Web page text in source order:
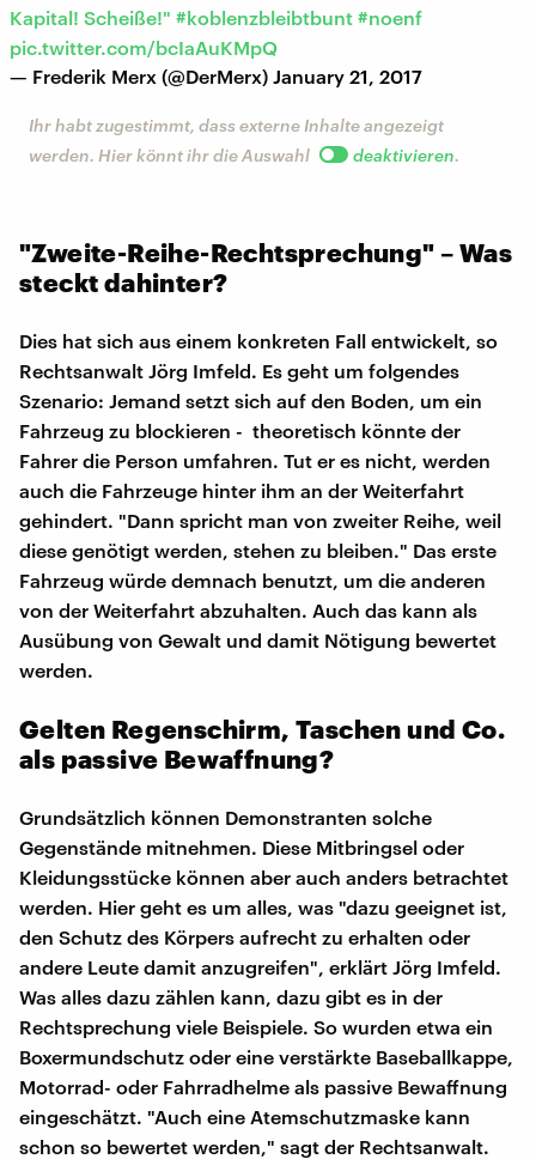
Kapital! Scheiße!" #koblenzbleibtbunt #noenf
pic.twitter.com/bcIaAuKMpQ
— Frederik Merx (@DerMerx) January 21, 2017
Ihr habt zugestimmt, dass externe Inhalte angezeigt
werden. Hier könnt ihr die Auswahl
deaktivieren.
"Zweite-Reihe-Rechtsprechung" – Was
steckt dahinter?
Dies hat sich aus einem konkreten Fall entwickelt, so
Rechtsanwalt Jörg Imfeld. Es geht um folgendes
Szenario: Jemand setzt sich auf den Boden, um ein
Fahrzeug zu blockieren - theoretisch könnte der
Fahrer die Person umfahren. Tut er es nicht, werden
auch die Fahrzeuge hinter ihm an der Weiterfahrt
gehindert. "Dann spricht man von zweiter Reihe, weil
diese genötigt werden, stehen zu bleiben." Das erste
Fahrzeug würde demnach benutzt, um die anderen
von der Weiterfahrt abzuhalten. Auch das kann als
Ausübung von Gewalt und damit Nötigung bewertet
werden.
Gelten Regenschirm, Taschen und Co.
als passive Bewaffnung?
Grundsätzlich können Demonstranten solche
Gegenstände mitnehmen. Diese Mitbringsel oder
Kleidungsstücke können aber auch anders betrachtet
werden. Hier geht es um alles, was "dazu geeignet ist,
den Schutz des Körpers aufrecht zu erhalten oder
andere Leute damit anzugreifen", erklärt Jörg Imfeld.
Was alles dazu zählen kann, dazu gibt es in der
Rechtsprechung viele Beispiele. So wurden etwa ein
Boxermundschutz oder eine verstärkte Baseballkappe,
Motorrad- oder Fahrradhelme als passive Bewaffnung
eingeschätzt. "Auch eine Atemschutzmaske kann
schon so bewertet werden," sagt der Rechtsanwalt.